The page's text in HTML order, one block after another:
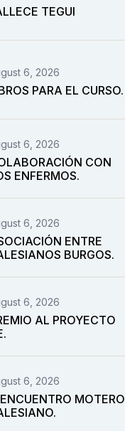
TEGUI
6, 2026
PARA EL CURSO.
6, 2026
CON
ENFERMOS.
6, 2026
ENTRE
BURGOS.
6, 2026
AL PROYECTO
6, 2026
MOTERO